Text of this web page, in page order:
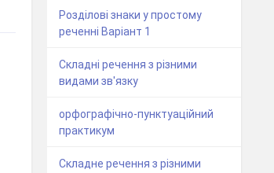
Розділові знаки у простому
реченні Варіант 1
Складні речення з різними
видами зв'язку
орфографічно-пунктуаційний
практикум
Складне речення з різними